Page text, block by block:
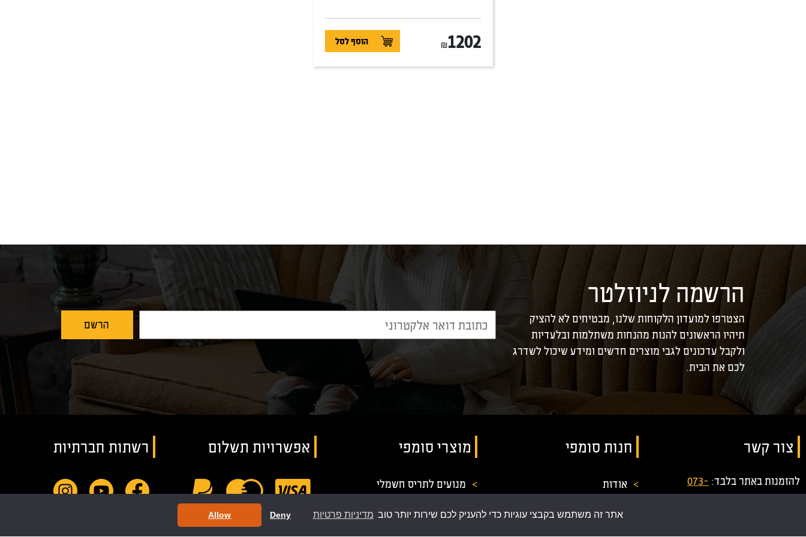
אתר זה משתמש בקבצי עוגיות כדי להעניק לכם שירות יותר טוב מדיניות פרטיות Deny
Allow
₪1202 הוסף לסל
הרשמה לניוזלטר
הצטרפו למועדון הלקוחות שלנו, מבטיחים לא להציק
תיהיו הראשונים להנות מהנחות משתלמות ובלעדיות
ולקבל עדכונים לגבי מוצרים חדשים ומידע שיכול לשדרג
לכם את הבית.
צור קשר
להזמנות באתר בלבד: 073-
3245760
חנות סומפי
> אודות
תקנון אתר
מוצרי סומפי
> מנועים לתריס חשמלי
>
מערכות פיקוד
אפשרויות תשלום רשתות חברתיות